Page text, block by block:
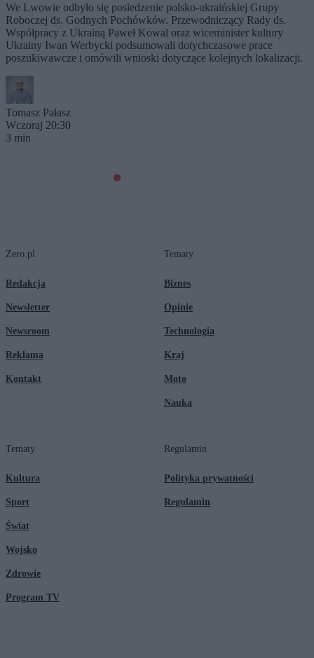
We Lwowie odbyło się posiedzenie polsko-ukraińskiej Grupy
Roboczej ds. Godnych Pochówków. Przewodniczący Rady ds.
Współpracy z Ukrainą Paweł Kowal oraz wiceminister kultury
Ukrainy Iwan Werbycki podsumowali dotychczasowe prace
poszukiwawcze i omówili wnioski dotyczące kolejnych lokalizacji.
Tomasz Pałasz
Wczoraj 20:30
3 min
Zero.pl
Redakcja
Newsletter
Newsroom
Reklama
Kontakt
Tematy
Biznes
Opinie
Technologia
Kraj
Moto
Nauka
Tematy
Kultura
Sport
Świat
Wojsko
Zdrowie
Program TV
Regulamin
Polityka prywatności
Regulamin